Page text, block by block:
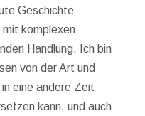
Geschichte
komplexen
Handlung. Ich bin
von der Art und
eine andere Zeit
kann, und auch